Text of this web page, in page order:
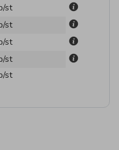
st
st
st
st
st